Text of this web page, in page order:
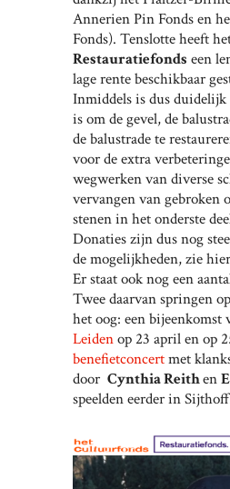
Annerien Pin Fonds en
Fonds). Tenslotte heeft
Restauratiefonds een
lage rente beschikbaar
Inmiddels is dus
is om de gevel, de
de balustrade te
voor de extra
wegwerken van diverse
vervangen van gebroken
stenen in het onderste
Donaties zijn dus nog
de mogelijkheden, zie
Er staat ook nog een
Twee daarvan springen
het oog: een bijeenkomst
Leidenop 23 april en op
benefietconcertmet
door Cynthia Reithen
speelden eerder in